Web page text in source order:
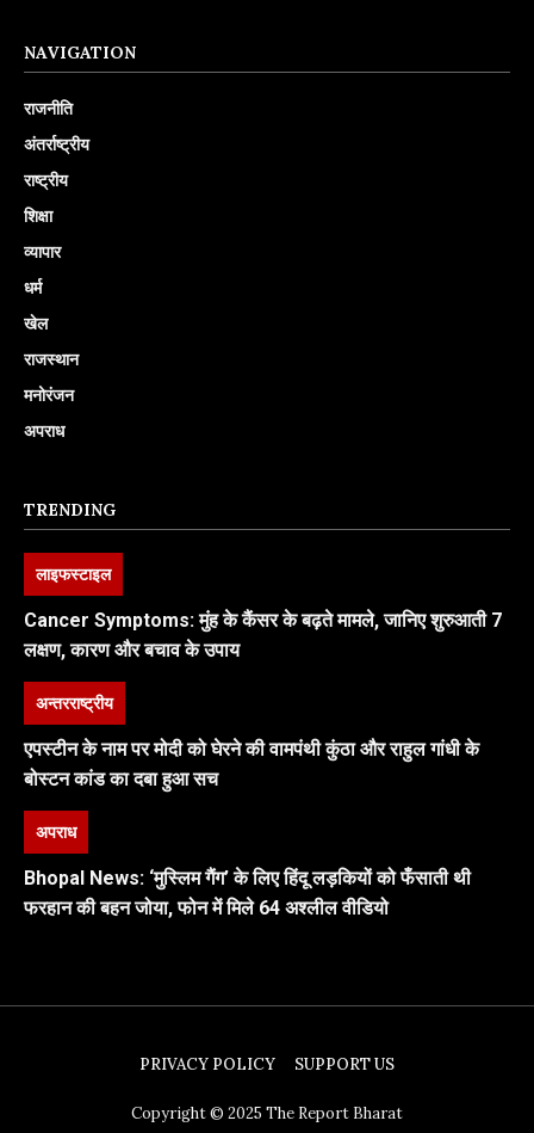
NAVIGATION
राजनीति
अंतर्राष्ट्रीय
राष्ट्रीय
शिक्षा
व्यापार
धर्म
खेल
राजस्थान
मनोरंजन
अपराध
TRENDING
लाइफस्टाइल
Cancer Symptoms: मुंह के कैंसर के बढ़ते मामले, जानिए शुरुआती 7
लक्षण, कारण और बचाव के उपाय
अन्तरराष्ट्रीय
एपस्टीन के नाम पर मोदी को घेरने की वामपंथी कुंठा और राहुल गांधी के
बोस्टन कांड का दबा हुआ सच
अपराध
Bhopal News: ‘मुस्लिम गैंग’ के लिए हिंदू लड़कियों को फँसाती थी
फरहान की बहन जोया, फोन में मिले 64 अश्लील वीडियो
PRIVACY POLICY SUPPORT US
Copyright © 2025 The Report Bharat